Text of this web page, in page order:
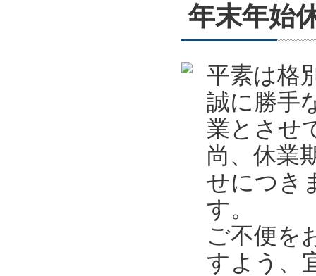
年末年始
平素は格
誠に勝手
業とさせ
尚、休業
せにつき
す。
ご不便を
すよう、